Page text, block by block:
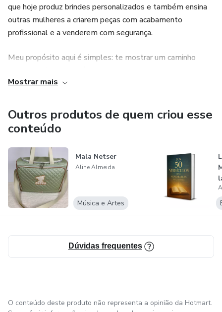
que hoje produz brindes personalizados e também ensina
outras mulheres a criarem peças com acabamento
profissional e a venderem com segurança.
Meu propósito aqui é simples: te mostrar um caminho
dicas reais de ateliê e aquele empurrãozinho de confiança
trabalho e constância. E eu fico muito feliz em poder
caminhar com você nessa jornada. 😊✨
Mostrar mais
Outros produtos de quem criou esse
conteúdo
Mala Netser
Aline Almeida
Música e Artes
Dúvidas frequentes
O conteúdo deste produto não representa a opinião da Hotmart.